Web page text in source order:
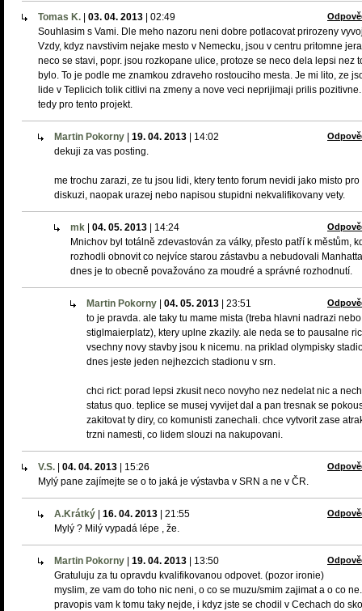
Tomas K. 03. 04. 2013 02:49
Souhlasim s Vami. Dle meho nazoru neni dobre potlacovat prirozeny
Vzdy, kdyz navstivim nejake mesto v Nemecku, jsou v centru pritomne
neco se stavi, popr. jsou rozkopane ulice, protoze se neco dela lepsi nez
bylo. To je podle me znamkou zdraveho rostouciho mesta. Je mi lito, ze
lide v Teplicich tolik citlivi na zmeny a nove veci neprijimaji prilis
tedy pro tento projekt.
Martin Pokorny 19. 04. 2013 14:02
dekuji za vas posting.
me trochu zarazi, ze tu jsou lidi, ktery tento forum nevidi jako misto pro
diskuzi, naopak urazej nebo napisou stupidni nekvalifikovany vety.
mk 04. 05. 2013 14:24
Mnichov byl totálně zdevastován za války, přesto patří k městům,
rozhodli obnovit co nejvíce starou zástavbu a nebudovali
dnes je to obecně považováno za moudré a správné rozhodnutí.
Martin Pokorny 04. 05. 2013 23:51
to je pravda. ale taky tu mame mista (treba hlavni nadrazi nebo
stiglmaierplatz), ktery uplne zkazily. ale neda se to pausalne
vsechny novy stavby jsou k nicemu. na priklad olympisky
dnes jeste jeden nejhezcich stadionu v srn.
chci rict: porad lepsi zkusit neco novyho nez nedelat nic a
status quo. teplice se musej vyvijet dal a pan tresnak se
zakitovat ty diry, co komunisti zanechali. chce vytvorit zase
trzni namesti, co lidem slouzi na nakupovani.
V.S. 04. 04. 2013 15:26
Mylý pane zajímejte se o to jaká je výstavba v SRN a ne v ČR.
A.Krátký 16. 04. 2013 21:55
Mylý ? Milý vypadá lépe , že.
Martin Pokorny 19. 04. 2013 13:50
Gratuluju za tu opravdu kvalifikovanou odpovet. (pozor ironie)
myslim, ze vam do toho nic neni, o co se muzu/smim zajimat a o co ne.
pravopis vam k tomu taky nejde, i kdyz jste se chodil v Cechach do